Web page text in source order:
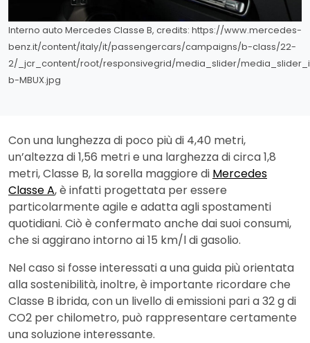
Interno auto Mercedes Classe B, credits: https://www.mercedes-
benz.it/content/italy/it/passengercars/campaigns/b-class/22-
2/_jcr_content/root/responsivegrid/media_slider/
b-MBUX.jpg
Con una lunghezza di poco più di 4,40 metri,
un’altezza di 1,56 metri e una larghezza di circa 1,8
metri, Classe B, la sorella maggiore di Mercedes
Classe A, è infatti progettata per essere
particolarmente agile e adatta agli spostamenti
quotidiani. Ciò è confermato anche dai suoi consumi,
che si aggirano intorno ai 15 km/l di gasolio.
Nel caso si fosse interessati a una guida più orientata
alla sostenibilità, inoltre, è importante ricordare che
Classe B ibrida, con un livello di emissioni pari a 32 g di
CO2 per chilometro, può rappresentare certamente
una soluzione interessante.